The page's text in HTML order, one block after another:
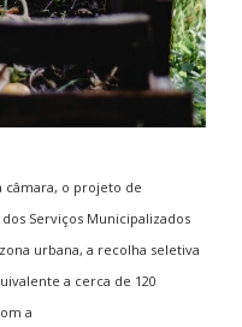
câmara, o projeto de
Serviços Municipalizados
urbana, a recolha seletiva
a cerca de 120
a